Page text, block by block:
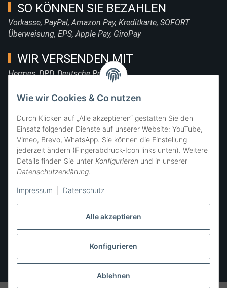
Alle akzeptieren
Konfigurieren
Ablehnen
Wie wir Cookies & Co nutzen
Durch Klicken auf „Alle akzeptieren“ gestatten Sie den
Einsatz folgender Dienste auf unserer Website: YouTube,
Vimeo, Brevo, WhatsApp. Sie können die Einstellung
jederzeit ändern (Fingerabdruck-Icon links unten). Weitere
Details finden Sie unter Konfigurieren und in unserer
Datenschutzerklärung.
Impressum Datenschutz
SO KÖNNEN SIE BEZAHLEN
Vorkasse, PayPal, Amazon Pay, Kreditkarte, SOFORT
Überweisung, EPS, Apple Pay, GiroPay
WIR VERSENDEN MIT
Hermes, DPD, Deutsche Post, DHL
FOLGE UNS
SIE ERREICHEN UNS
Vertrag widerrufen